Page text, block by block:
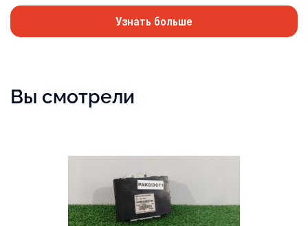
Узнать больше
Вы смотрели